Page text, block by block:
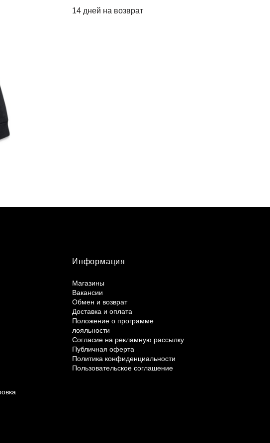
14 дней на возврат
Информация
Магазины
Вакансии
Обмен и возврат
Доставка и оплата
Положение о программе
лояльности
Согласие на рекламную рассылку
Публичная оферта
Политика конфиденциальности
Пользовательское соглашение